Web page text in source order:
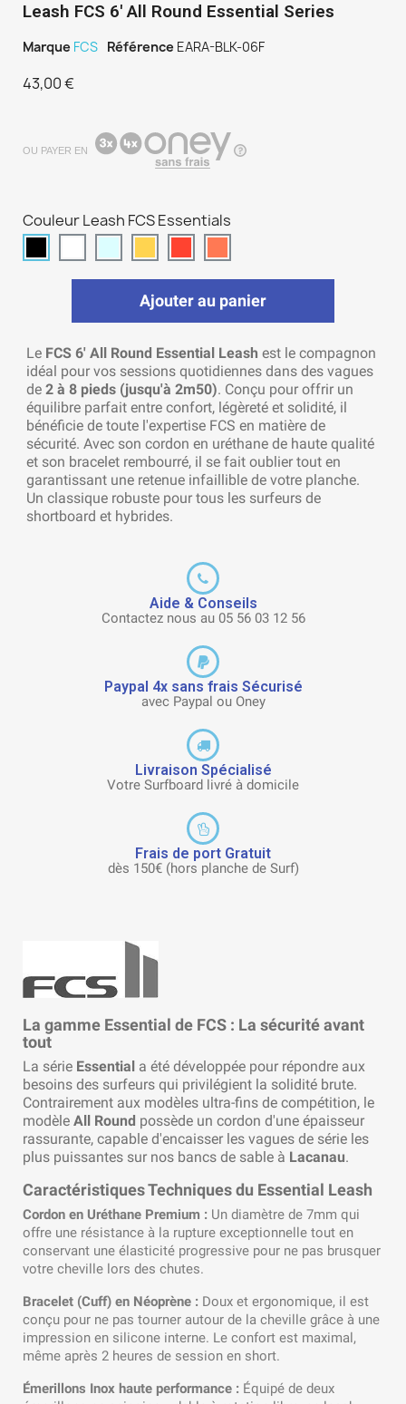
Leash FCS 6' All Round Essential Series
Marque FCS Référence EARA-BLK-06F
43,00 €
OU PAYER EN
Couleur Leash FCS Essentials
Ajouter au panier
Le FCS 6' All Round Essential Leash est le compagnon
idéal pour vos sessions quotidiennes dans des vagues
de 2 à 8 pieds (jusqu'à 2m50). Conçu pour offrir un
équilibre parfait entre confort, légèreté et solidité, il
bénéficie de toute l'expertise FCS en matière de
sécurité. Avec son cordon en uréthane de haute qualité
et son bracelet rembourré, il se fait oublier tout en
garantissant une retenue infaillible de votre planche.
Un classique robuste pour tous les surfeurs de
shortboard et hybrides.
Aide & Conseils
Contactez nous au 05 56 03 12 56
Paypal 4x sans frais Sécurisé
avec Paypal ou Oney
Livraison Spécialisé
Votre Surfboard livré à domicile
Frais de port Gratuit
dès 150€ (hors planche de Surf)
La gamme Essential de FCS : La sécurité avant
tout
La série Essential a été développée pour répondre aux
besoins des surfeurs qui privilégient la solidité brute.
Contrairement aux modèles ultra-fins de compétition, le
modèle All Round possède un cordon d'une épaisseur
rassurante, capable d'encaisser les vagues de série les
plus puissantes sur nos bancs de sable à Lacanau.
Caractéristiques Techniques du Essential Leash
Cordon en Uréthane Premium : Un diamètre de 7mm qui
offre une résistance à la rupture exceptionnelle tout en
conservant une élasticité progressive pour ne pas brusquer
votre cheville lors des chutes.
Bracelet (Cuff) en Néoprène : Doux et ergonomique, il est
conçu pour ne pas tourner autour de la cheville grâce à une
impression en silicone interne. Le confort est maximal,
même après 2 heures de session en short.
Émerillons Inox haute performance : Équipé de deux